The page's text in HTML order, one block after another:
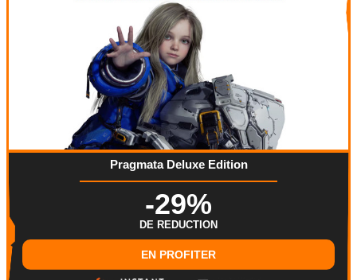
Pragmata Deluxe Edition
-29%
DE REDUCTION
EN PROFITER